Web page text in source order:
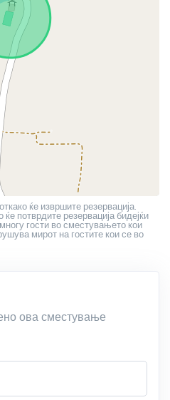
ќе извршите резервација.
потврдите резервација бидејќи
гости во сместувањето кои
мирот на гостите кои се во
ова сместување